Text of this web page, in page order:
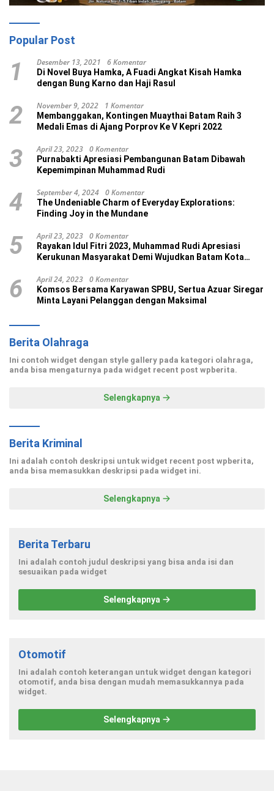
Popular Post
1 Desember 13, 2021 6 Komentar
Di Novel Buya Hamka, A Fuadi Angkat Kisah Hamka
dengan Bung Karno dan Haji Rasul
2 November 9, 2022 1 Komentar
Membanggakan, Kontingen Muaythai Batam Raih 3
Medali Emas di Ajang Porprov Ke V Kepri 2022
3 April 23, 2023 0 Komentar
Purnabakti Apresiasi Pembangunan Batam Dibawah
Kepemimpinan Muhammad Rudi
4 September 4, 2024 0 Komentar
The Undeniable Charm of Everyday Explorations:
Finding Joy in the Mundane
5 April 23, 2023 0 Komentar
Rayakan Idul Fitri 2023, Muhammad Rudi Apresiasi
Kerukunan Masyarakat Demi Wujudkan Batam Kota
6 April 24, 2023 0 Komentar
Komsos Bersama Karyawan SPBU, Sertua Azuar Siregar
Minta Layani Pelanggan dengan Maksimal
Berita Olahraga
Ini contoh widget dengan style gallery pada kategori olahraga,
anda bisa mengaturnya pada widget recent post wpberita.
Selengkapnya
Berita Kriminal
Ini adalah contoh deskripsi untuk widget recent post wpberita,
anda bisa memasukkan deskripsi pada widget ini.
Selengkapnya
Berita Terbaru
Ini adalah contoh judul deskripsi yang bisa anda isi dan
sesuaikan pada widget
Selengkapnya
Otomotif
Ini adalah contoh keterangan untuk widget dengan kategori
otomotif, anda bisa dengan mudah memasukkannya pada
widget.
Selengkapnya